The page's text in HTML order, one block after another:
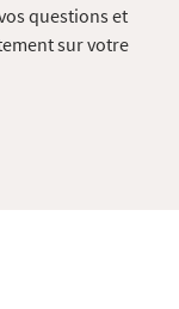
questions et
sur votre